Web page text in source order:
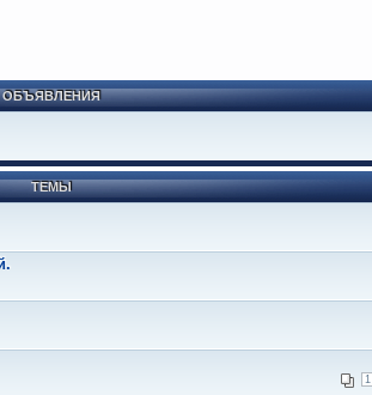
ОБЪЯВЛЕНИЯ
ТЕМЫ
1